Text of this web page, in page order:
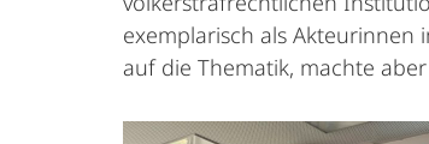
exemplarisch als Akteurinnen
auf die Thematik, machte